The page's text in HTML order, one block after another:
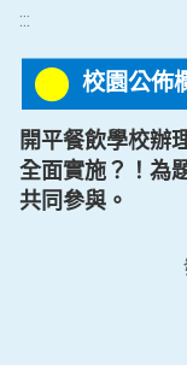
:::
校園公佈
開平餐飲學校辦
全面實施？！為
共同參與。